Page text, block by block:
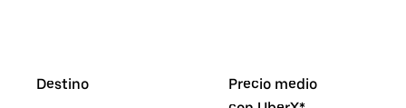
Destino
Precio medio